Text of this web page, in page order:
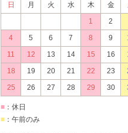
日 月 火 水 木 金
1
2
4
5 6 7 8 9
11
12 13 14 15 16
18
19 20 21 22 23
25
26 27 28 29 30
■ ：休日
■ ：午前のみ